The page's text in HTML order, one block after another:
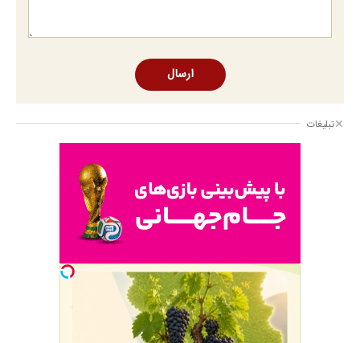
ارسال
تبلیغات